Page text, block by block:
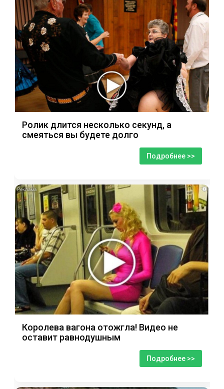
Ролик длится несколько секунд, а
смеяться вы будете долго
Подробнее >>
i
Королева вагона отожгла! Видео не
оставит равнодушным
Подробнее >>